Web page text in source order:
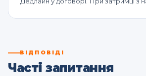
ВІДПОВІДІ
Часті запитання